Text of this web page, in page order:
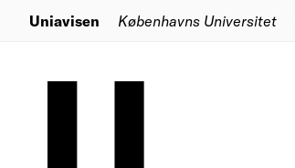
Uniavisen Københavns Universitet